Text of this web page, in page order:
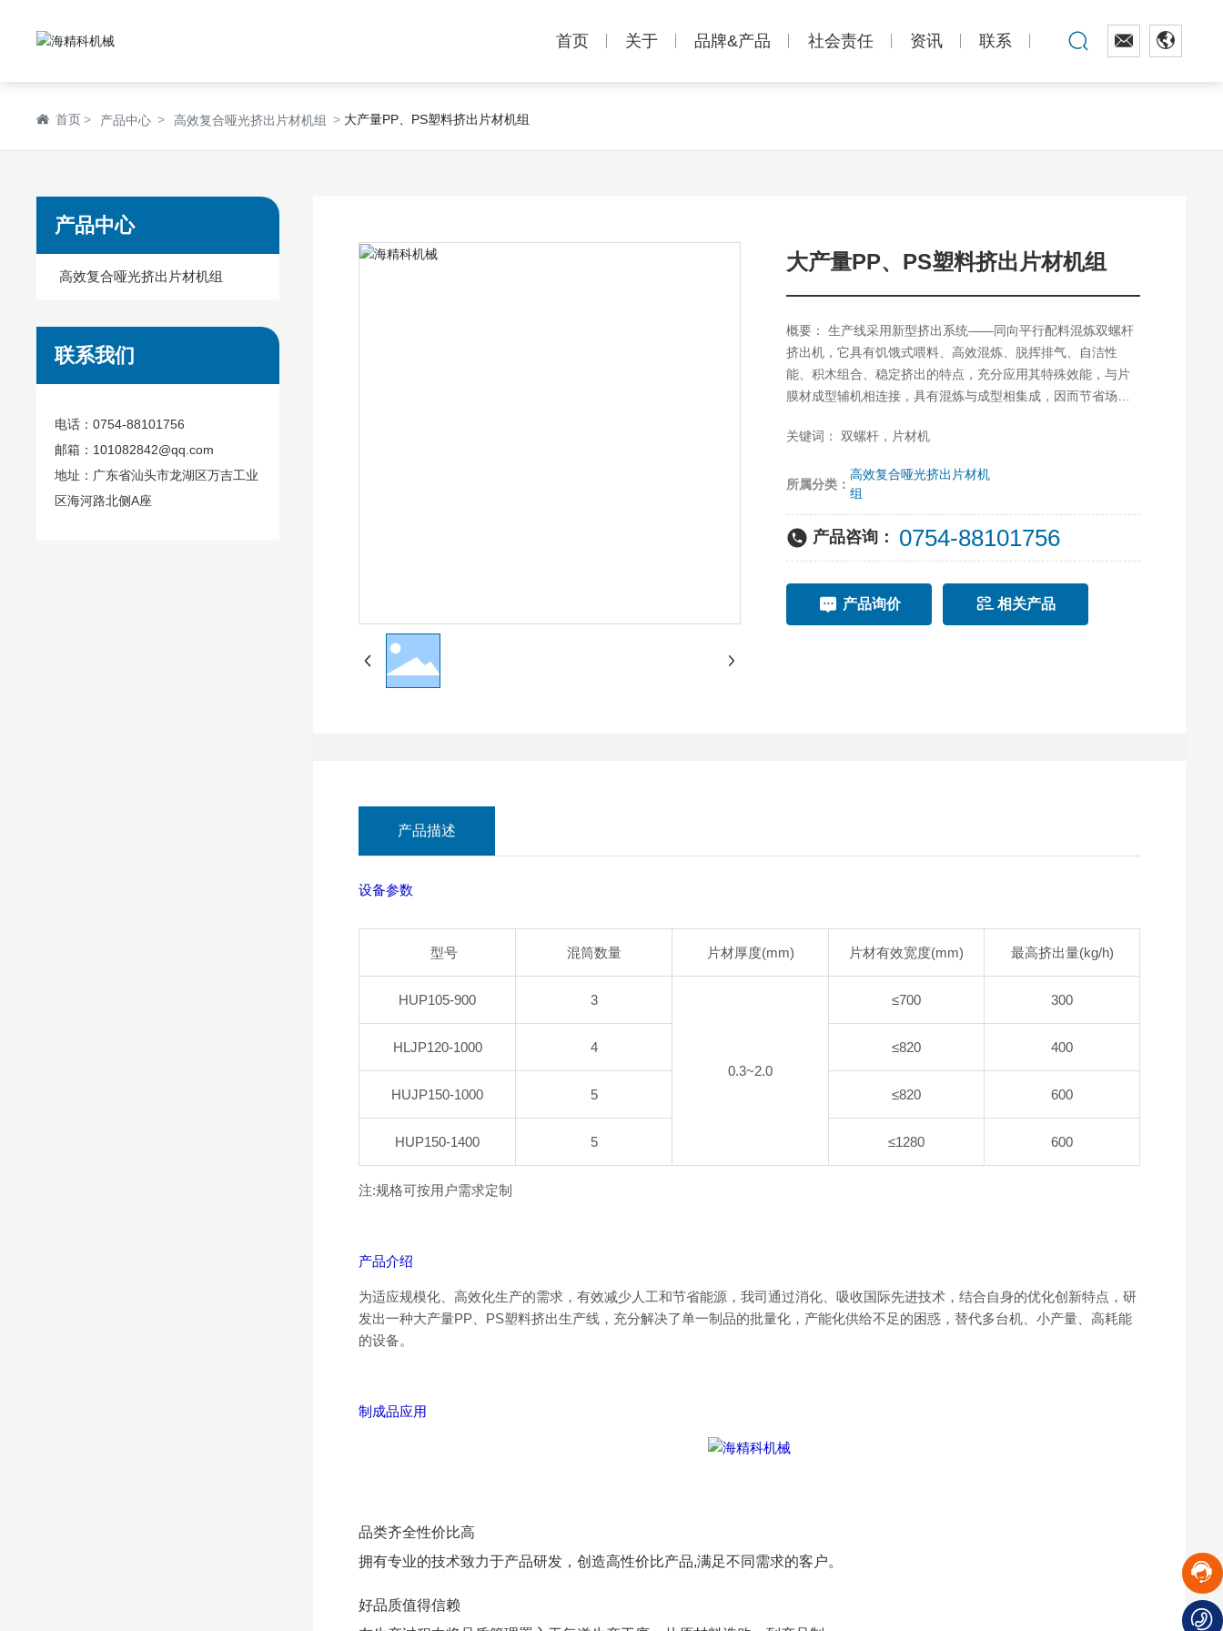
首页 关于 品牌&产品 社会责任 资讯 联系
首页 产品中心 高效复合哑光挤出片材机组 大产量PP、PS塑料挤出片材机组
产品中心
高效复合哑光挤出片材机组
联系我们
电话：0754-88101756
邮箱： 101082842@qq.com
地址：广东省汕头市龙湖区万吉工业
区海河路北侧A座
大产量PP、PS塑料挤出片材机组
概要： 生产线采用新型挤出系统——同向平行配料混炼双螺杆
挤出机，它具有饥饿式喂料、高效混炼、脱挥排气、自洁性
能、积木组合、稳定挤出的特点，充分应用其特殊效能，与片
膜材成型辅机相连接，具有混炼与成型相集成，因而节省场
经过对真空排气系统的特殊优化设计，可无须配置原料干燥系
关键词： 双螺杆，片材机
所属分类：
高效复合哑光挤出片材机
组
产品咨询： 0754-88101756
产品询价 相关产品
产品描述
设备参数
型号 混筒数量 片材厚度(mm) 片材有效宽度(mm) 最高挤出量(kg/h)
HUP105-900 3
0.3~2.0
≤700 300
HLJP120-1000 4 ≤820 400
HUJP150-1000 5 ≤820 600
HUP150-1400 5 ≤1280 600
注:规格可按用户需求定制
产品介绍
为适应规模化、高效化生产的需求，有效减少人工和节省能源，我司通过消化、吸收国际先进技术，结合自身的优化创新特点，研
发出一种大产量PP、PS塑料挤出生产线，充分解决了单一制品的批量化，产能化供给不足的困惑，替代多台机、小产量、高耗能
的设备。
制成品应用
品类齐全性价比高
拥有专业的技术致力于产品研发，创造高性价比产品,满足不同需求的客户。
好品质值得信赖